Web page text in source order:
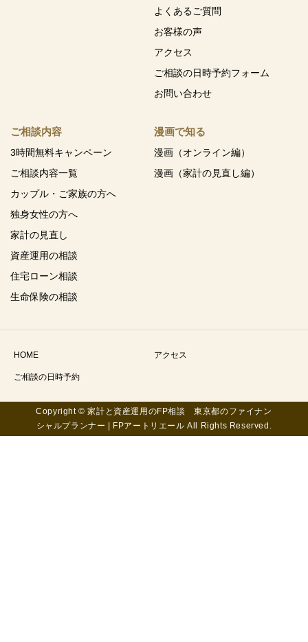
よくあるご質問
お客様の声
アクセス
ご相談の日時予約フォーム
お問い合わせ
ご相談内容
3時間無料キャンペーン
ご相談内容一覧
カップル・ご家族の方へ
独身女性の方へ
家計の見直し
資産運用の相談
住宅ローン相談
生命保険の相談
漫画で知る
漫画（オンライン編）
漫画（家計の見直し編）
HOME アクセス
ご相談の日時予約
Copyright © 家計と資産運用のFP相談 東京都のファイナン
シャルプランナー | FPアートリエール All Rights Reserved.